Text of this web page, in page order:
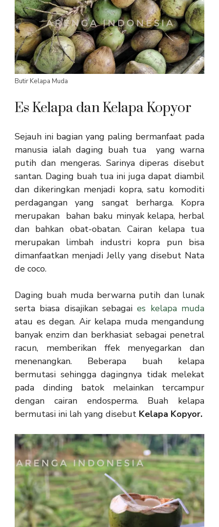
Butir Kelapa Muda
Es Kelapa dan Kelapa Kopyor
Sejauh ini bagian yang paling bermanfaat pada
manusia ialah daging buah tua yang warna
putih dan mengeras. Sarinya diperas disebut
santan. Daging buah tua ini juga dapat diambil
dan dikeringkan menjadi kopra, satu komoditi
perdagangan yang sangat berharga. Kopra
merupakan bahan baku minyak kelapa, herbal
dan bahkan obat-obatan. Cairan kelapa tua
merupakan limbah industri kopra pun bisa
dimanfaatkan menjadi Jelly yang disebut Nata
de coco.
Daging buah muda berwarna putih dan lunak
serta biasa disajikan sebagaies kelapa muda
atau es degan. Air kelapa muda mengandung
banyak enzim dan berkhasiat sebagai penetral
racun, memberikan ffek menyegarkan dan
menenangkan. Beberapa buah kelapa
bermutasi sehingga dagingnya tidak melekat
pada dinding batok melainkan tercampur
dengan cairan endosperma. Buah kelapa
bermutasi ini lah yang disebut Kelapa Kopyor.